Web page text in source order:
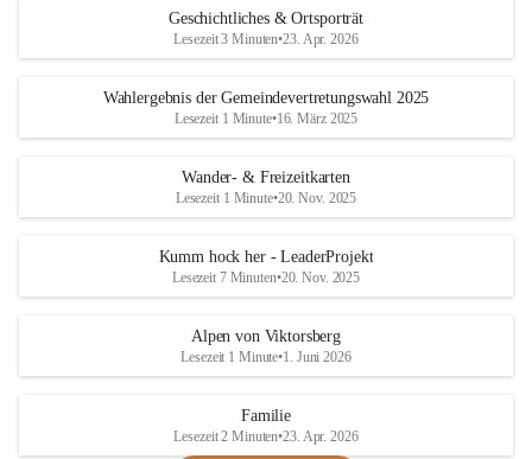
Geschichtliches & Ortsporträt
Lesezeit 3 Minuten•23. Apr. 2026
Wahlergebnis der Gemeindevertretungswahl 2025
Lesezeit 1 Minute•16. März 2025
Wander- & Freizeitkarten
Lesezeit 1 Minute•20. Nov. 2025
Kumm hock her - LeaderProjekt
Lesezeit 7 Minuten•20. Nov. 2025
Alpen von Viktorsberg
Lesezeit 1 Minute•1. Juni 2026
Familie
Lesezeit 2 Minuten•23. Apr. 2026